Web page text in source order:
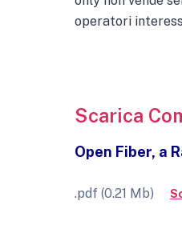
operatori
Scarica
Open Fiber, a
.pdf (0.21 Mb)